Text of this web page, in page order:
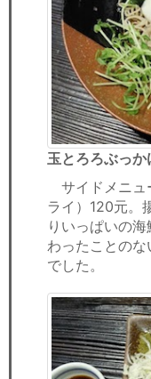
玉とろろぶっ
サイドメニュ
ライ）120元。
りいっぱいの
わったことの
でした。